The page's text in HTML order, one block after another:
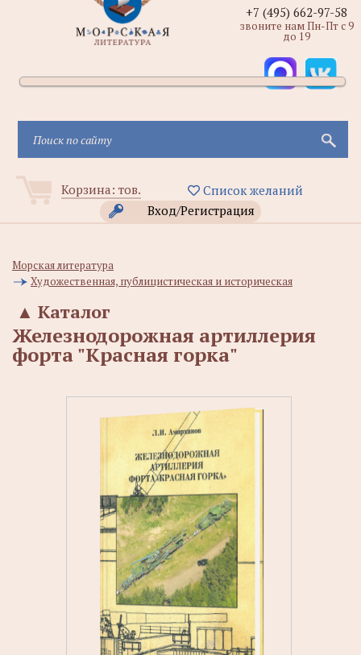
Корзина: тов.
Список желаний
Вход/Регистрация
+7 (495) 662-97-58
звоните нам Пн-Пт с 9
до 19
Морская литература
Художественная, публицистическая и историческая
Каталог
▲
Железнодорожная артиллерия
форта "Красная горка"